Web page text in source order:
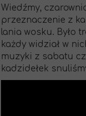
Wiedźmy,
przeznaczenie z
lania wosku. Było
każdy widział w
muzyki z sabatu
kadzidełek